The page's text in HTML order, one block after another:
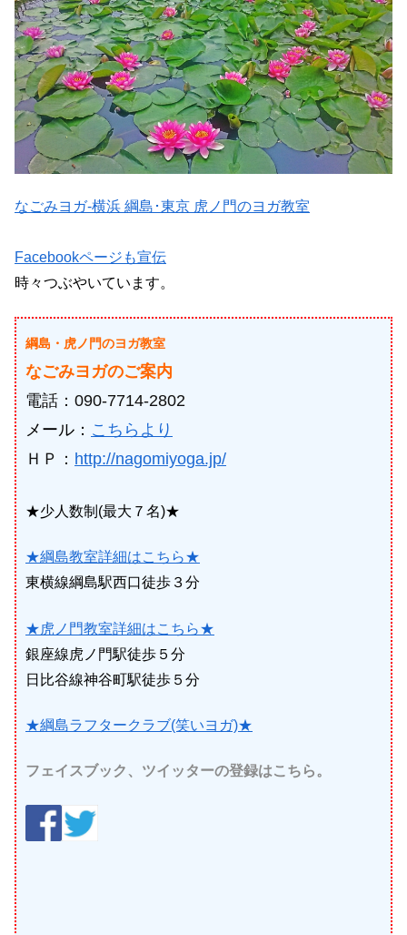
なごみヨガ-横浜 綱島･東京 虎ノ門のヨガ教室
Facebookページも宣伝
時々つぶやいています。
綱島・虎ノ門のヨガ教室
なごみヨガのご案内
電話：090-7714-2802
メール： こちらより
ＨＰ： http://nagomiyoga.jp/
★少人数制(最大７名)★
★綱島教室詳細はこちら★
東横線綱島駅西口徒歩３分
★虎ノ門教室詳細はこちら★
銀座線虎ノ門駅徒歩５分
日比谷線神谷町駅徒歩５分
★綱島ラフタークラブ(笑いヨガ)★
フェイスブック、ツイッターの登録はこちら。